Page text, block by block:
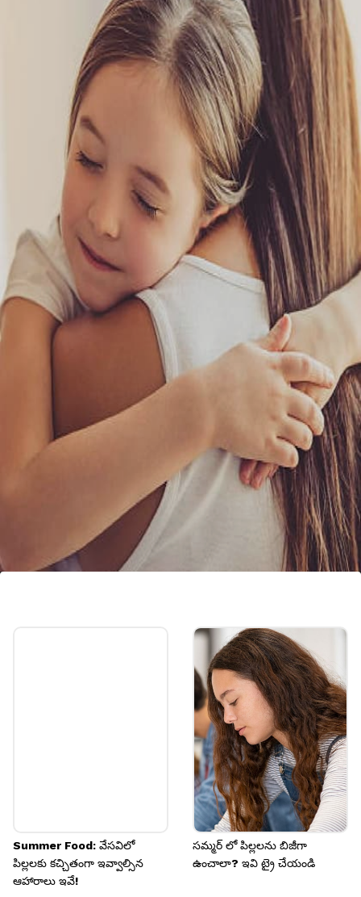
ఎలా అర్థం చేసుకొని చదవాలో వారికి నేర్పించాలి. నాలెడ్జ్
ఎలా పెంచుకోవాలో చెప్పండి.
Image credits: unsplash
పిల్లల్లో భయం, ఆందోళన ఎక్కువగా ఉంటాయి. కొందరు
వాటిని అధిగమించలేక డల్ అయిపోతారు. పిల్లలు ఎప్పుడూ
చురుగ్గా ఉండేలా యాక్టివిటీస్ చేయించండి.
Summer Food: వేసవిలో
పిల్లలకు కచ్చితంగా ఇవ్వాల్సిన
ఆహారాలు ఇవే!
సమ్మర్ లో పిల్లలను బిజీగా
ఉంచాలా? ఇవి ట్రై చేయండి